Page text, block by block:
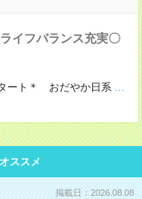
イフバランス充実〇
ート＊ おだやか日系 ...
ススメ
掲載日：2026.08.08